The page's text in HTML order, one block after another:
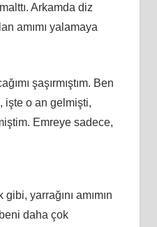
Arkamda diz
amımı yalamaya
şaşırmıştım. Ben
işte o an gelmişti,
Emreye sadece,
yarrağını amımın
daha çok